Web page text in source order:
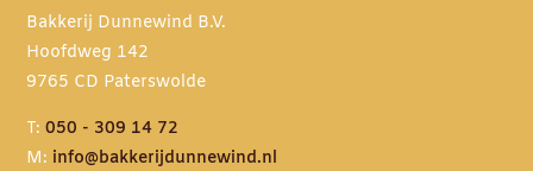
Bakkerij Dunnewind B.V.
Hoofdweg 142
9765 CD Paterswolde
T:050 - 309 14 72
M: info@bakkerijdunnewind.nl